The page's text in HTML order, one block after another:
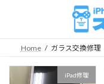
Home ガラス交換修理
iPad修理